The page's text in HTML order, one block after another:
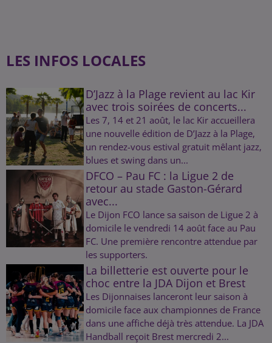
LES INFOS LOCALES
D’Jazz à la Plage revient au lac Kir
avec trois soirées de concerts...
Les 7, 14 et 21 août, le lac Kir accueillera
une nouvelle édition de D’Jazz à la Plage,
un rendez-vous estival gratuit mêlant jazz,
blues et swing dans un...
DFCO – Pau FC : la Ligue 2 de
retour au stade Gaston-Gérard
avec...
Le Dijon FCO lance sa saison de Ligue 2 à
domicile le vendredi 14 août face au Pau
FC. Une première rencontre attendue par
les supporters.
La billetterie est ouverte pour le
choc entre la JDA Dijon et Brest
Les Dijonnaises lanceront leur saison à
domicile face aux championnes de France
dans une affiche déjà très attendue. La JDA
Handball reçoit Brest mercredi 2...